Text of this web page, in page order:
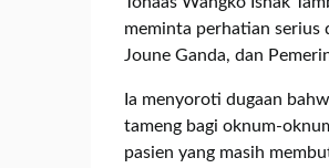
meminta perhatian serius
Joune Ganda, dan
Ia menyoroti dugaan
tameng bagi oknum-
pasien yang masih